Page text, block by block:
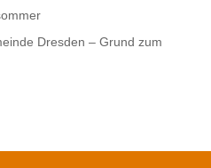
Dresden – Grund zum